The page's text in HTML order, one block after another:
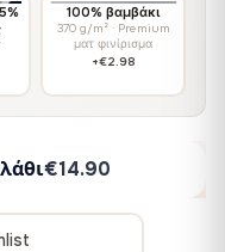
100% βαμβάκι
370 g/m² · Premium
ματ φινίρισμα
+€2.98
€14.90